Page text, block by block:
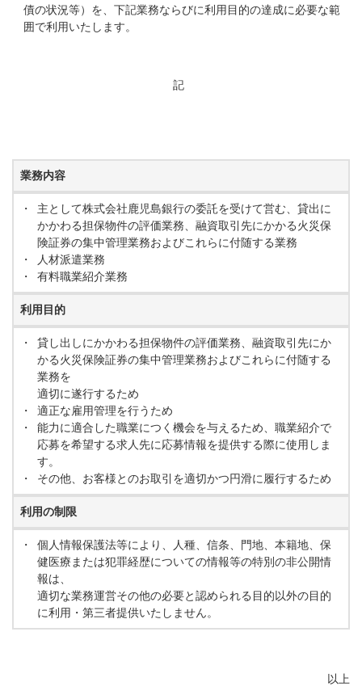
債の状況等）を、下記業務ならびに利用目的の達成に必要な範
囲で利用いたします。
記
業務内容
・
主として株式会社鹿児島銀行の委託を受けて営む、貸出に
かかわる担保物件の評価業務、融資取引先にかかる火災保
険証券の集中管理業務およびこれらに付随する業務
・
人材派遣業務
・
有料職業紹介業務
利用目的
・
貸し出しにかかわる担保物件の評価業務、融資取引先にか
かる火災保険証券の集中管理業務およびこれらに付随する
業務を
適切に遂行するため
・
適正な雇用管理を行うため
・
能力に適合した職業につく機会を与えるため、職業紹介で
応募を希望する求人先に応募情報を提供する際に使用しま
す。
・
その他、お客様とのお取引を適切かつ円滑に履行するため
利用の制限
・
個人情報保護法等により、人種、信条、門地、本籍地、保
健医療または犯罪経歴についての情報等の特別の非公開情
報は、
適切な業務運営その他の必要と認められる目的以外の目的
に利用・第三者提供いたしません。
以上